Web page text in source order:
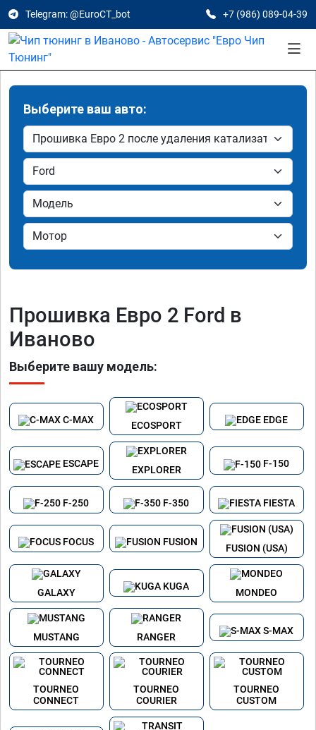
Telegram: @EuroCT_bot +7 (986) 089-04-39
Выберите ваш авто:
Прошивка Евро 2 Ford в
Иваново
Выберите вашу модель:
C-MAX
ECOSPORT
EDGE
ESCAPE
EXPLORER
F-150
F-250 F-350 FIESTA
FOCUS FUSION
FUSION (USA)
GALAXY
KUGA
MONDEO
MUSTANG RANGER
S-MAX
TOURNEO
CONNECT
TOURNEO
COURIER
TOURNEO
CUSTOM